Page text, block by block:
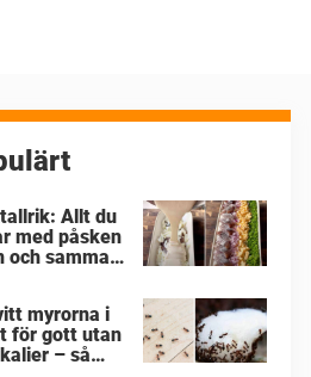
Allt du
med påsken
och samma
myrorna i
för gott utan
– så